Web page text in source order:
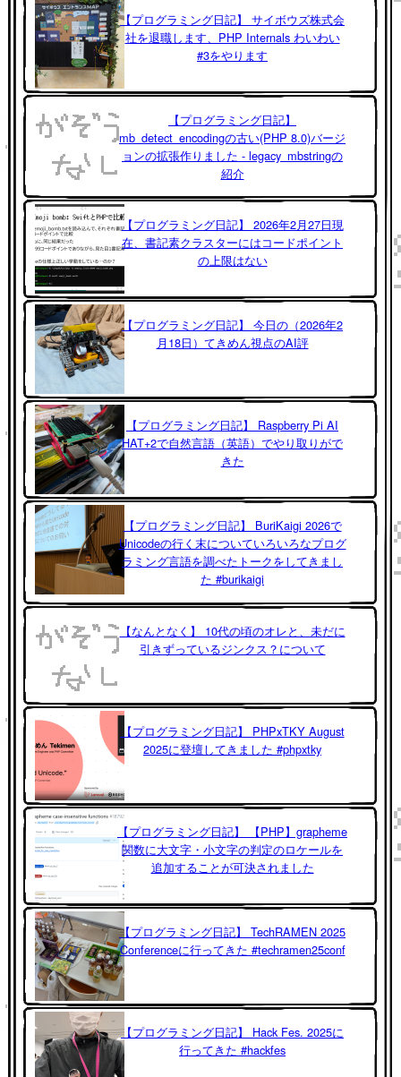
【プログラミング日記】 サイボウズ株式会
社を退職します、PHP Internals わいわい
#3をやります
【プログラミング日記】
mb_detect_encodingの古い(PHP 8.0)バージ
ョンの拡張作りました - legacy_mbstringの
紹介
【プログラミング日記】 2026年2月27日現
在、書記素クラスターにはコードポイント
の上限はない
【プログラミング日記】 今日の（2026年2
月18日）てきめん視点のAI評
【プログラミング日記】 Raspberry Pi AI
HAT+2で自然言語（英語）でやり取りがで
きた
【プログラミング日記】 BuriKaigi 2026で
Unicodeの行く末についていろいろなプログ
ラミング言語を調べたトークをしてきまし
た #burikaigi
【なんとなく】 10代の頃のオレと、未だに
引きずっているジンクス？について
【プログラミング日記】 PHPxTKY August
2025に登壇してきました #phpxtky
【プログラミング日記】 【PHP】grapheme
関数に大文字・小文字の判定のロケールを
追加することが可決されました
【プログラミング日記】 TechRAMEN 2025
Conferenceに行ってきた #techramen25conf
【プログラミング日記】 Hack Fes. 2025に
行ってきた #hackfes